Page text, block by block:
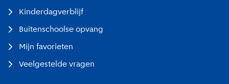
Kinderdagverblijf
Buitenschoolse opvang
Mijn favorieten
Veelgestelde vragen